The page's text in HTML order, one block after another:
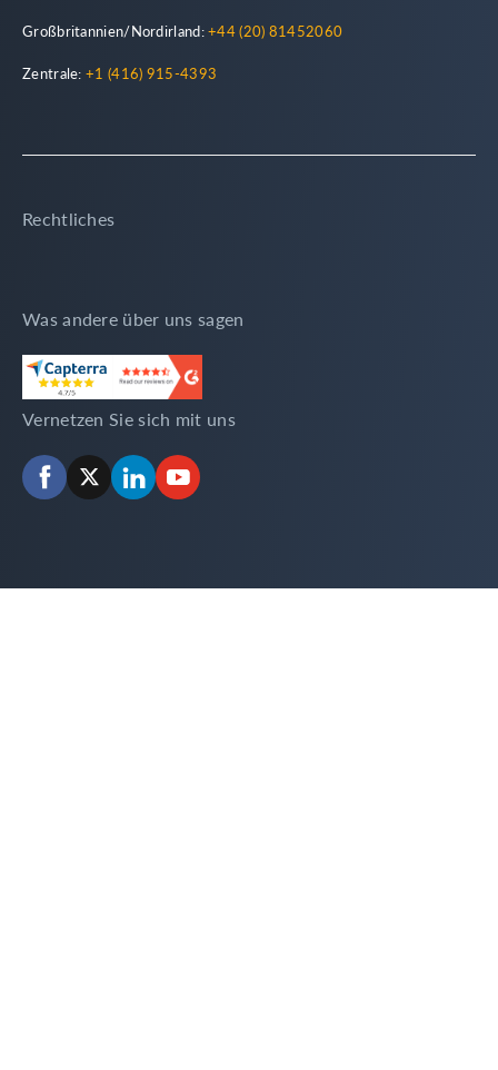
Großbritannien/Nordirland:+44 (20) 81452060
Zentrale: +1 (416) 915-4393
Rechtliches
Was andere über uns sagen
Vernetzen Sie sich mit uns
Facebook
X LinkedIn